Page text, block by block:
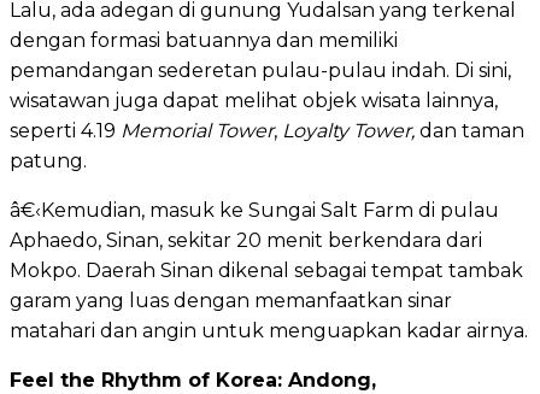
Lalu, ada adegan di gunung Yudalsan yang terkenal
dengan formasi batuannya dan memiliki
pemandangan sederetan pulau-pulau indah. Di sini,
wisatawan juga dapat melihat objek wisata lainnya,
seperti 4.19 Memorial Tower, Loyalty Tower, dan taman
patung.
â€‹Kemudian, masuk ke Sungai Salt Farm di pulau
Aphaedo, Sinan, sekitar 20 menit berkendara dari
Mokpo. Daerah Sinan dikenal sebagai tempat tambak
garam yang luas dengan memanfaatkan sinar
matahari dan angin untuk menguapkan kadar airnya.
Feel the Rhythm of Korea: Andong,